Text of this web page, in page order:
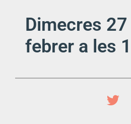
Dimecres
febrer a les